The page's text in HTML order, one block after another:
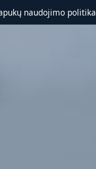
naudojimo